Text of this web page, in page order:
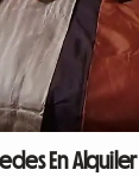
En Alquiler